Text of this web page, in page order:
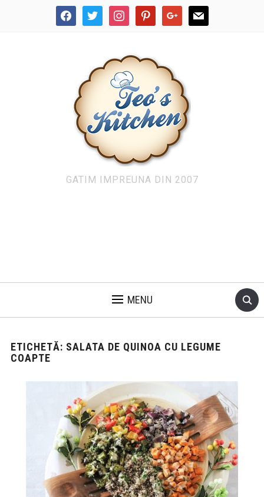
facebooktwitter instagrampinterestgoogle mail
GATIM IMPREUNA DIN 2007
MENU
ETICHETĂ: SALATA DE QUINOA CU LEGUME
COAPTE